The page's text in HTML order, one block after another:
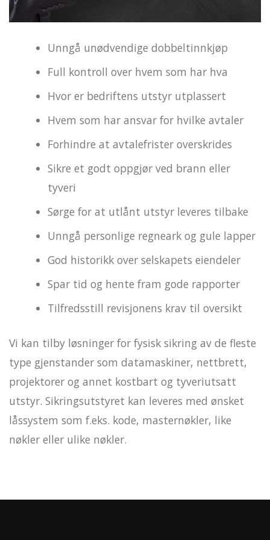
Unngå unødvendige dobbeltinnkjøp
Full kontroll over hvem som har hva
Hvor er bedriftens utstyr utplassert
Hvem som har ansvar for hvilke avtaler
Forhindre at avtalefrister overskrides
Sikre et godt oppgjør ved brann eller
tyveri
Sørge for at utlånt utstyr leveres tilbake
Unngå personlige regneark og gule lapper
God historikk over selskapets eiendeler
Spar tid og hente fram gode rapporter
Tilfredsstill revisjonens krav til oversikt
Vi kan tilby løsninger for fysisk sikring av de fleste
type gjenstander som datamaskiner, nettbrett,
projektorer og annet kostbart og tyveriutsatt
utstyr. Sikringsutstyret kan leveres med ønsket
låssystem som f.eks. kode, masternøkler, like
nøkler eller ulike nøkler.